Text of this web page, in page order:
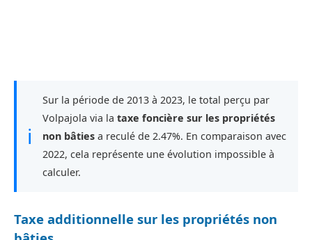
ℹ
Sur la période de 2013 à 2023, le total perçu par
Volpajola via la taxe foncière sur les propriétés
non bâties a reculé de 2.47%. En comparaison avec
2022, cela représente une évolution impossible à
calculer.
Taxe additionnelle sur les propriétés non